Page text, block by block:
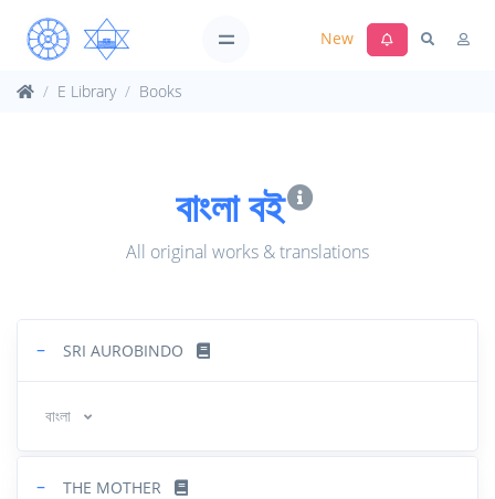
New
E Library Books
বাংলা বই
All original works & translations
− SRI AUROBINDO
বাংলা
− THE MOTHER